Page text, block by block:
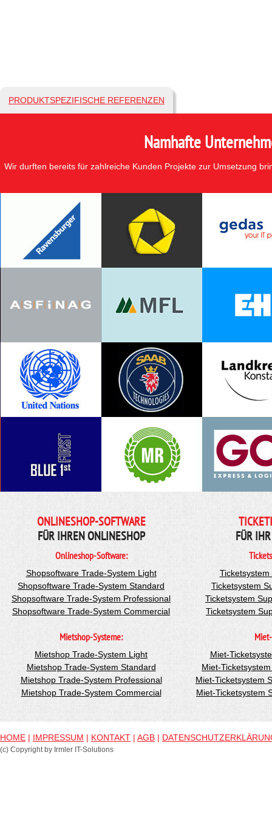
PRODUKTSPEZIFISCHE REFERENZEN
Namhafte
Wir durften bereits für zahlreiche Kunden Projekte zur Umsetzung
ONLINESHOP-SOFTWARE
FÜR IHREN ONLINESHOP
Onlineshop-Software:
Shopsoftware Trade-System Light
Shopsoftware Trade-System Standard
Shopsoftware Trade-System Professional
Shopsoftware Trade-System Commercial
Mietshop-Systeme:
Mietshop Trade-System Light
Mietshop Trade-System Standard
Mietshop Trade-System Professional
Mietshop Trade-System Commercial
FÜR
Ticketsystem
Ticketsystem
Ticketsystem
Miet-
Miet-
Miet-Ticketsystem
Miet-Ticketsystem
HOME | IMPRESSUM | KONTAKT | AGB |
(c) Copyright by Irmler IT-Solutions